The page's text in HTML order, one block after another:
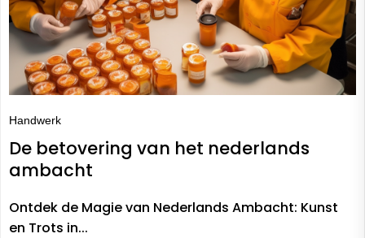
Handwerk
De betovering van het nederlands
ambacht
Ontdek de Magie van Nederlands Ambacht: Kunst
en Trots in...